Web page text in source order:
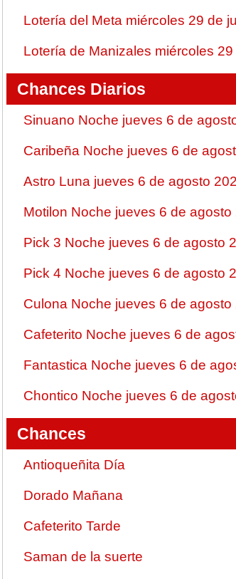
Lotería del Meta miércoles 29 de
Lotería de Manizales miércoles
Chances Diarios
Sinuano Noche jueves 6 de
Caribeña Noche jueves 6 de
Astro Luna jueves 6 de agosto
Motilon Noche jueves 6 de agosto
Pick 3 Noche jueves 6 de agosto
Pick 4 Noche jueves 6 de agosto
Culona Noche jueves 6 de agosto
Cafeterito Noche jueves 6 de
Fantastica Noche jueves 6 de
Chontico Noche jueves 6 de
Chances
Antioqueñita Día
Dorado Mañana
Cafeterito Tarde
Saman de la suerte